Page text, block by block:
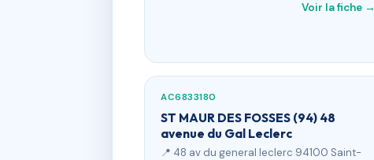
Voir la fiche →
AC6833180
ST MAUR DES FOSSES (94) 48
avenue du Gal Leclerc
📍 48 av du general leclerc 94100 Saint-